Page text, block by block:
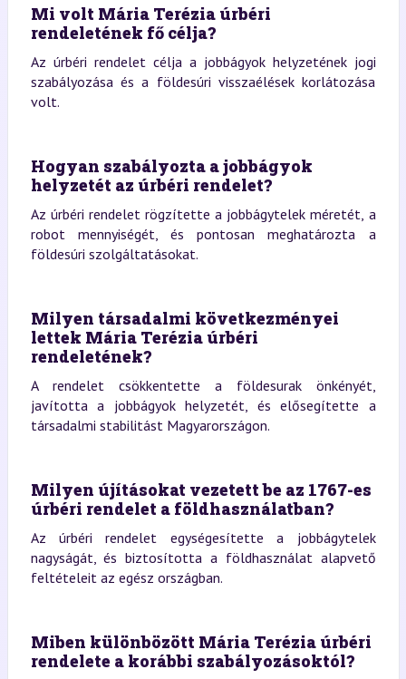
Mi volt Mária Terézia úrbéri
rendeletének fő célja?
Az úrbéri rendelet célja a jobbágyok helyzetének jogi
szabályozása és a földesúri visszaélések korlátozása
volt.
Hogyan szabályozta a jobbágyok
helyzetét az úrbéri rendelet?
Az úrbéri rendelet rögzítette a jobbágytelek méretét, a
robot mennyiségét, és pontosan meghatározta a
földesúri szolgáltatásokat.
Milyen társadalmi következményei
lettek Mária Terézia úrbéri
rendeletének?
A rendelet csökkentette a földesurak önkényét,
javította a jobbágyok helyzetét, és elősegítette a
társadalmi stabilitást Magyarországon.
Milyen újításokat vezetett be az 1767-es
úrbéri rendelet a földhasználatban?
Az úrbéri rendelet egységesítette a jobbágytelek
nagyságát, és biztosította a földhasználat alapvető
feltételeit az egész országban.
Miben különbözött Mária Terézia úrbéri
rendelete a korábbi szabályozásoktól?